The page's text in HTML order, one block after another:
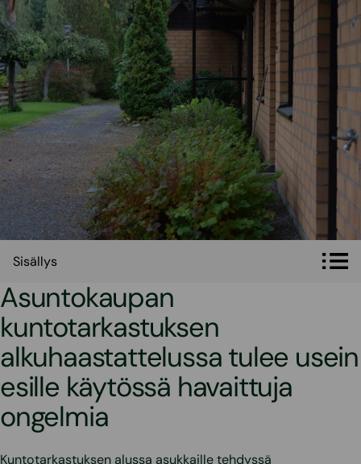
Sisällys
Asuntokaupan
kuntotarkastuksen
alkuhaastattelussa tulee usein
esille käytössä havaittuja
ongelmia
Kuntotarkastuksen alussa asukkaille tehdyssä